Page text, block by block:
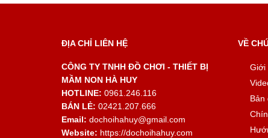
ĐỊA CHỈ LIÊN HỆ
CÔNG TY TNHH ĐỒ CHƠI - THIẾT BỊ
MẦM NON HÀ HUY
HOTLINE: 0961.246.116
BÁN LẺ: 02421.207.666
Email: dochoihahuy@gmail.com
Website: https://dochoihahuy.com
VỀ
Giới
Bản